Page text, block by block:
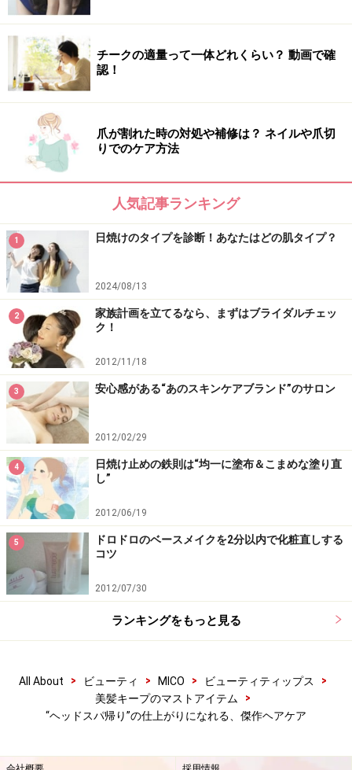
チークの適量って一体どれくらい？ 動画で確
認！
爪が割れた時の対処や補修は？ ネイルや爪切
りでのケア方法
人気記事ランキング
1 日焼けのタイプを診断！あなたはどの肌タイプ？
2024/08/13
2
家族計画を立てるなら、まずはブライダルチェッ
ク！
2012/11/18
3 安心感がある“あのスキンケアブランド”のサロン
2012/02/29
4
日焼け止めの鉄則は“均一に塗布＆こまめな塗り直
し”
2012/06/19
5
ドロドロのベースメイクを2分以内で化粧直しする
コツ
2012/07/30
ランキングをもっと見る
All About > ビューティ > MICO > ビューティティップス
>
美髪キープのマストアイテム
>
“ヘッドスパ帰り”の仕上がりになれる、傑作ヘアケア